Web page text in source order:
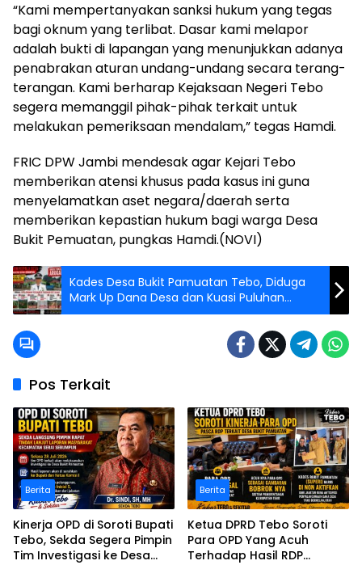
“Kami mempertanyakan sanksi hukum yang tegas
bagi oknum yang terlibat. Dasar kami melapor
adalah bukti di lapangan yang menunjukkan adanya
penabrakan aturan undang-undang secara terang-
terangan. Kami berharap Kejaksaan Negeri Tebo
segera memanggil pihak-pihak terkait untuk
melakukan pemeriksaan mendalam,” tegas Hamdi.
FRIC DPW Jambi mendesak agar Kejari Tebo
memberikan atensi khusus pada kasus ini guna
menyelamatkan aset negara/daerah serta
memberikan kepastian hukum bagi warga Desa
Bukit Pemuatan, pungkas Hamdi.(NOVI)
Kades Desa Bukit Pamuatan Tebo, Diduga
Mark Up Dana Desa dan Kuasi Puluhan
Hektar Lahan Hutan Kawasan
Pos Terkait
Berita
Kinerja OPD di Soroti Bupati
Tebo, Sekda Segera Pimpin
Tim Investigasi ke Desa
Berita
Ketua DPRD Tebo Soroti
Para OPD Yang Acuh
Terhadap Hasil RDP